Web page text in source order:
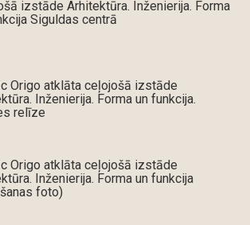
izstāde Arhitektūra. Inženierija. Forma
Siguldas centrā
Origo atklāta ceļojošā izstāde
Inženierija. Forma un funkcija.
relīze
Origo atklāta ceļojošā izstāde
Inženierija. Forma un funkcija
foto)